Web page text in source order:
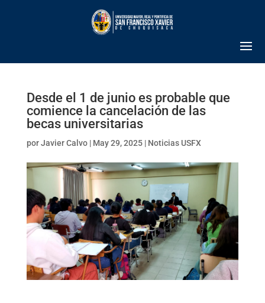
Desde el 1 de junio es probable que
comience la cancelación de las
becas universitarias
porJavier Calvo| May 29, 2025| Noticias USFX